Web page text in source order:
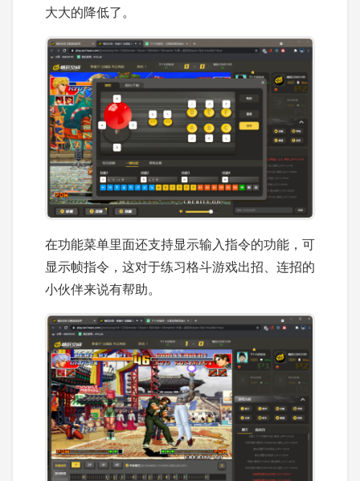
大大的降低了。
在功能菜单里面还支持显示输入指令的功能，可
显示帧指令，这对于练习格斗游戏出招、连招的
小伙伴来说有帮助。